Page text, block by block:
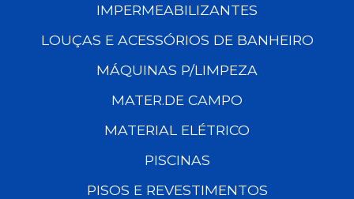
IMPERMEABILIZANTES
LOUÇAS E ACESSÓRIOS DE BANHEIRO
MÁQUINAS P/LIMPEZA
MATER.DE CAMPO
MATERIAL ELÉTRICO
PISCINAS
PISOS E REVESTIMENTOS